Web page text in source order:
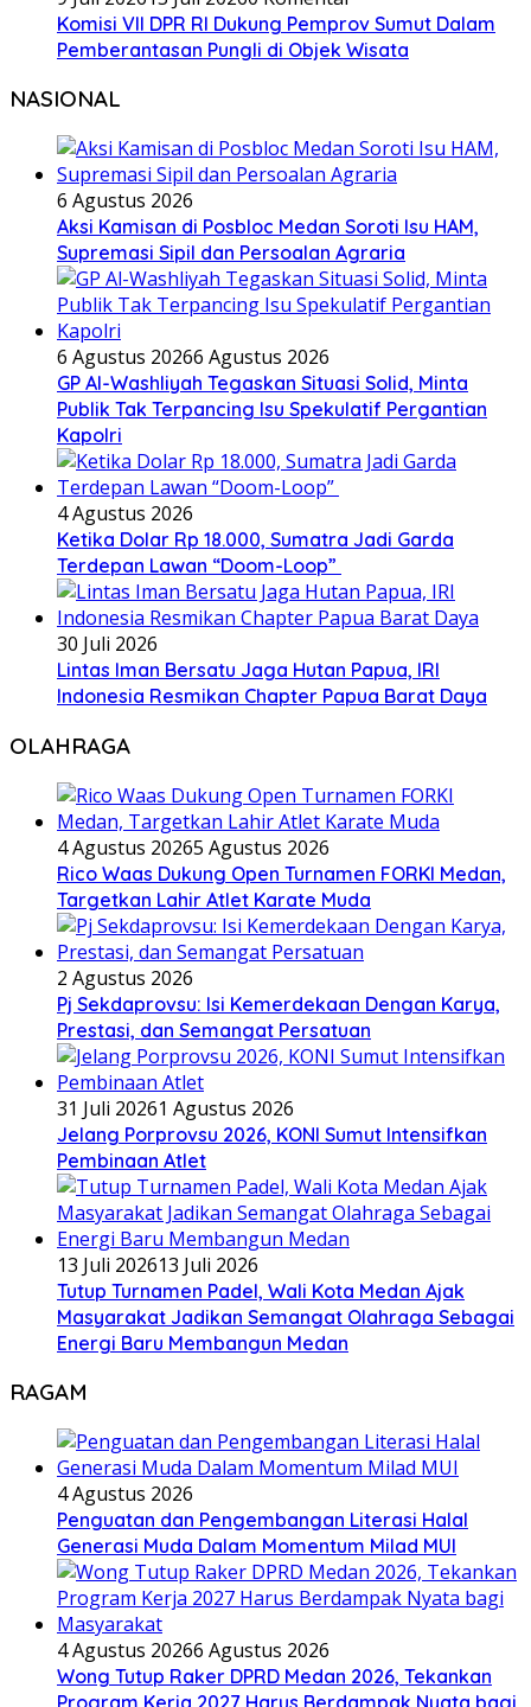
Komisi VII DPR RI Dukung Pemprov Sumut Dalam
Pemberantasan Pungli di Objek Wisata
NASIONAL
6 Agustus 2026
Aksi Kamisan di Posbloc Medan Soroti Isu HAM,
Supremasi Sipil dan Persoalan Agraria
6 Agustus 20266 Agustus 2026
GP Al-Washliyah Tegaskan Situasi Solid, Minta
Publik Tak Terpancing Isu Spekulatif Pergantian
Kapolri
4 Agustus 2026
Ketika Dolar Rp 18.000, Sumatra Jadi Garda
Terdepan Lawan “Doom-Loop”
30 Juli 2026
Lintas Iman Bersatu Jaga Hutan Papua, IRI
Indonesia Resmikan Chapter Papua Barat Daya
OLAHRAGA
4 Agustus 20265 Agustus 2026
Rico Waas Dukung Open Turnamen FORKI Medan,
Targetkan Lahir Atlet Karate Muda
2 Agustus 2026
Pj Sekdaprovsu: Isi Kemerdekaan Dengan Karya,
Prestasi, dan Semangat Persatuan
31 Juli 20261 Agustus 2026
Jelang Porprovsu 2026, KONI Sumut Intensifkan
Pembinaan Atlet
13 Juli 202613 Juli 2026
Tutup Turnamen Padel, Wali Kota Medan Ajak
Masyarakat Jadikan Semangat Olahraga Sebagai
Energi Baru Membangun Medan
RAGAM
4 Agustus 2026
Penguatan dan Pengembangan Literasi Halal
Generasi Muda Dalam Momentum Milad MUI
4 Agustus 20266 Agustus 2026
Wong Tutup Raker DPRD Medan 2026, Tekankan
Program Kerja 2027 Harus Berdampak Nyata bagi